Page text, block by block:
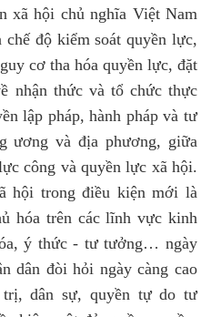
xã hội chủ nghĩa Việt Nam
độ kiểm soát quyền lực,
cơ tha hóa quyền lực, đặt
nhận thức và tổ chức thực
lập pháp, hành pháp và tư
ương và địa phương, giữa
công và quyền lực xã hội.
hội trong điều kiện mới là
hóa trên các lĩnh vực kinh
ý thức - tư tưởng… ngày
dân đòi hỏi ngày càng cao
dân sự, quyền tự do tư